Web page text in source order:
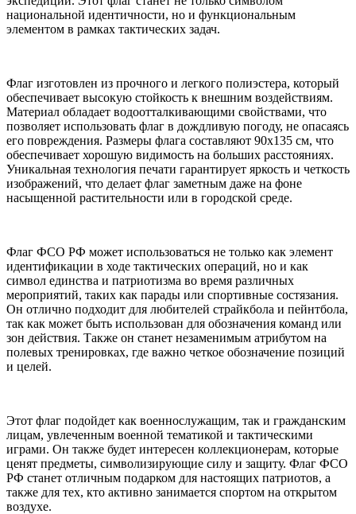
национальной идентичности, но и функциональным
элементом в рамках тактических задач.
Флаг изготовлен из прочного и легкого полиэстера, который
обеспечивает высокую стойкость к внешним воздействиям.
Материал обладает водоотталкивающими свойствами, что
позволяет использовать флаг в дождливую погоду, не опасаясь
его повреждения. Размеры флага составляют 90x135 см, что
обеспечивает хорошую видимость на больших расстояниях.
Уникальная технология печати гарантирует яркость и четкость
изображений, что делает флаг заметным даже на фоне
насыщенной растительности или в городской среде.
Флаг ФСО РФ может использоваться не только как элемент
идентификации в ходе тактических операций, но и как
символ единства и патриотизма во время различных
мероприятий, таких как парады или спортивные состязания.
Он отлично подходит для любителей страйкбола и пейнтбола,
так как может быть использован для обозначения команд или
зон действия. Также он станет незаменимым атрибутом на
полевых тренировках, где важно четкое обозначение позиций
и целей.
Этот флаг подойдет как военнослужащим, так и гражданским
лицам, увлеченным военной тематикой и тактическими
играми. Он также будет интересен коллекционерам, которые
ценят предметы, символизирующие силу и защиту. Флаг ФСО
РФ станет отличным подарком для настоящих патриотов, а
также для тех, кто активно занимается спортом на открытом
воздухе.